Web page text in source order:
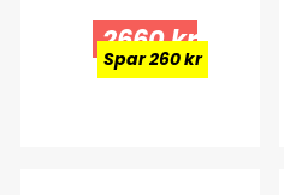
2660 kr
Spar 260 kr